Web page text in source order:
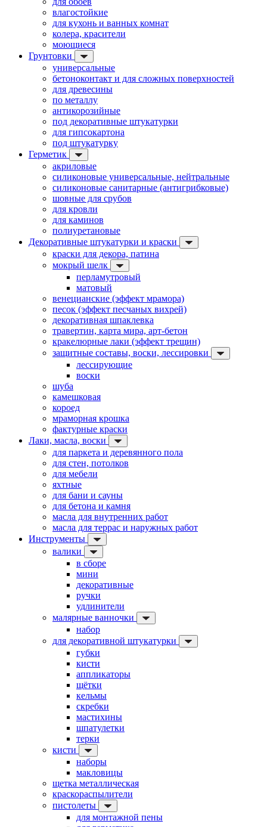
влагостойкие
для кухонь и ванных комнат
колера, красители
моющиеся
Грунтовки
универсальные
бетоноконтакт и для сложных поверхностей
для древесины
по металлу
антикорозийные
под декоративные штукатурки
для гипсокартона
под штукатурку
Герметик
акриловые
силиконовые универсальные, нейтральные
силиконовые санитарные (антигрибковые)
шовные для срубов
для кровли
для каминов
полиуретановые
Декоративные штукатурки и краски
краски для декора, патина
мокрый шелк
перламутровый
матовый
венецианские (эффект мрамора)
песок (эффект песчаных вихрей)
декоративная шпаклевка
травертин, карта мира, арт-бетон
кракелюрные лаки (эффект трещин)
защитные составы, воски, лессировки
лессирующие
воски
шуба
камешковая
короед
мраморная крошка
фактурные краски
Лаки, масла, воски
для паркета и деревянного пола
для стен, потолков
для мебели
яхтные
для бани и сауны
для бетона и камня
масла для внутренних работ
масла для террас и наружных работ
Инструменты
валики
в сборе
мини
декоративные
ручки
удлинители
малярные ванночки
набор
для декоративной штукатурки
губки
кисти
аппликаторы
щётки
кельмы
скребки
мастихины
шпатулетки
терки
кисти
наборы
макловицы
щетка металлическая
краскораспылители
пистолеты
для монтажной пены